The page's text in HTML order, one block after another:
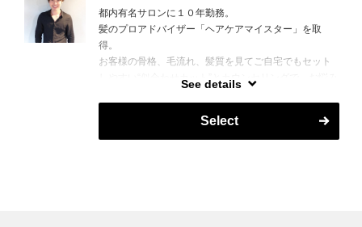
都内有名サロンに１０年勤務。
髪のプロアドバイザー「ヘアケアマイスター」を取
得。
お客様の骨格、毛流れ、髪質を見てご自宅でもセット
しやすい“似合わせカット”とカウンセリングで、お悩み
See details
Select